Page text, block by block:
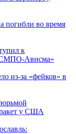
погибли во время
к
Ависма»
из-за «фейков» в
ракет у США